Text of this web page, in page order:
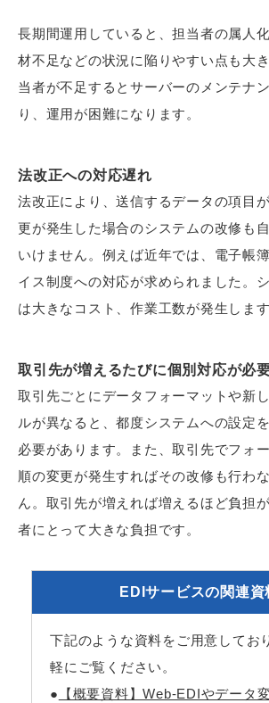
長期間運用していると、担当者の属人
材不足などの状況に陥りやすい点も大
当者が不足するとサーバーのメンテナ
り、運用が困難になります。
法改正への対応遅れ
法改正により、送信するデータの項目
更が発生した場合のシステムの改修も
いけません。例えば近年では、電子帳
イス制度への対応が求められました。
は大きなコスト、作業工数が発生します
取引先が増えるたびに個別対応が必
取引先ごとにデータフォーマットや新
ルが異なると、都度システムへの設定
必要があります。また、取引先でフォ
順の変更が発生すればその改修も行わ
ん。取引先が増えれば増えるほど負担
者にとって大きな負担です。
EDIサービスの関連資
下記のような資料をご用意してお
軽にご覧ください。
●
【概要資料】Web-EDIやデータ